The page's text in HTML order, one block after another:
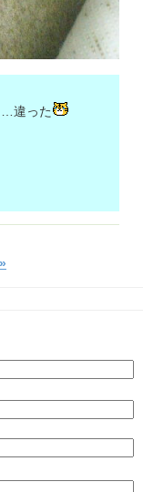
…違った
»